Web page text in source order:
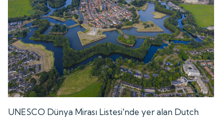
UNESCO Dünya Mirası Listesi'nde yer alan Dutch